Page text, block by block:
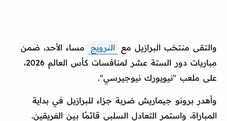
والتقى منتخب البرازيل مع النرويج
مساء الأحد، ضمن
مباريات دور الستة عشر لمنافسات كأس العالم 2026،
على ملعب "نيويورك نيوجيرسي".
وأهدر برونو جيماريش ضربة جزاء للبرازيل في بداية
المباراة، واستمر التعادل السلبي قائمًا بين الفريقين.